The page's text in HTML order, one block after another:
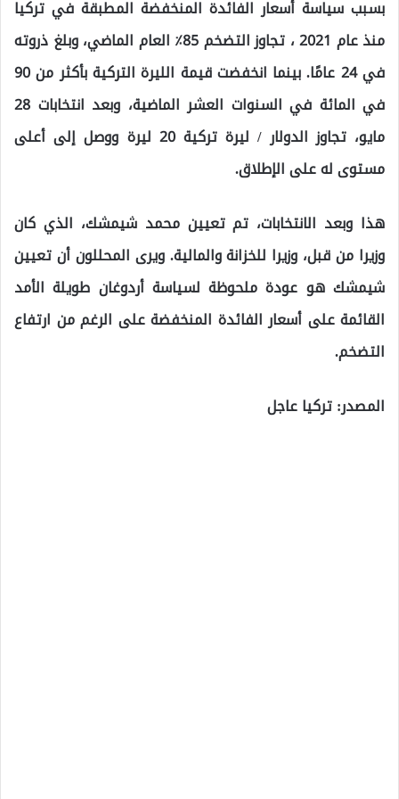
بسبب سياسة أسعار الفائدة المنخفضة المطبقة في تركيا
منذ عام 2021 ، تجاوز التضخم 85٪ العام الماضي، وبلغ ذروته
في 24 عامًا. بينما انخفضت قيمة الليرة التركية بأكثر من 90
في المائة في السنوات العشر الماضية، وبعد انتخابات 28
مايو، تجاوز الدولار / ليرة تركية 20 ليرة ووصل إلى أعلى
مستوى له على الإطلاق.
هذا وبعد الانتخابات، تم تعيين محمد شيمشك، الذي كان
وزيرا من قبل، وزيرا للخزانة والمالية. ويرى المحللون أن تعيين
شيمشك هو عودة ملحوظة لسياسة أردوغان طويلة الأمد
القائمة على أسعار الفائدة المنخفضة على الرغم من ارتفاع
التضخم.
المصدر: تركيا عاجل